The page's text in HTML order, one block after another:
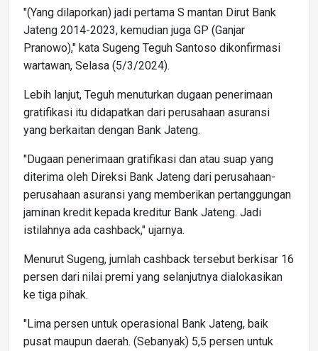
"(Yang dilaporkan) jadi pertama S mantan Dirut Bank
Jateng 2014-2023, kemudian juga GP (Ganjar
Pranowo)," kata Sugeng Teguh Santoso dikonfirmasi
wartawan, Selasa (5/3/2024).
Lebih lanjut, Teguh menuturkan dugaan penerimaan
gratifikasi itu didapatkan dari perusahaan asuransi
yang berkaitan dengan Bank Jateng.
"Dugaan penerimaan gratifikasi dan atau suap yang
diterima oleh Direksi Bank Jateng dari perusahaan-
perusahaan asuransi yang memberikan pertanggungan
jaminan kredit kepada kreditur Bank Jateng. Jadi
istilahnya ada cashback," ujarnya.
Menurut Sugeng, jumlah cashback tersebut berkisar 16
persen dari nilai premi yang selanjutnya dialokasikan
ke tiga pihak.
"Lima persen untuk operasional Bank Jateng, baik
pusat maupun daerah. (Sebanyak) 5,5 persen untuk